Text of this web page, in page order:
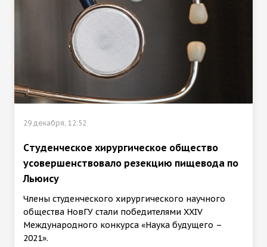
29 декабря, 12:52
Cтуденческое хирургическое общество
усовершенствовало резекцию пищевода по
Льюису
Члены студенческого хирургического научного
общества НовГУ стали победителями XXIV
Международного конкурса «Наука будущего –
2021».